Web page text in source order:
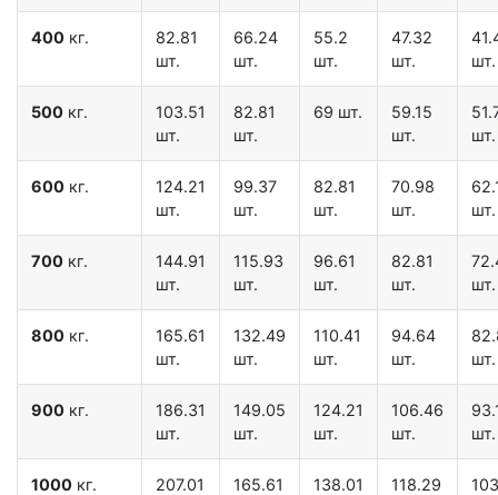
400 кг.
82.81
шт.
66.24
шт.
55.2
шт.
47.32
шт.
шт.
500 кг.
103.51
шт.
82.81
шт.
69 шт.
59.15
шт.
шт.
600 кг.
124.21
шт.
99.37
шт.
82.81
шт.
70.98
шт.
шт.
700 кг.
144.91
шт.
115.93
шт.
96.61
шт.
82.81
шт.
шт.
800 кг.
165.61
шт.
132.49
шт.
110.41
шт.
94.64
шт.
шт.
900 кг.
186.31
шт.
149.05
шт.
124.21
шт.
106.46
шт.
шт.
1000 кг.
207.01
165.61
138.01
118.29